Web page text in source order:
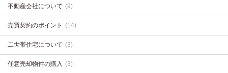
不動産会社について (9)
売買契約のポイント (14)
二世帯住宅について (3)
任意売却物件の購入 (3)